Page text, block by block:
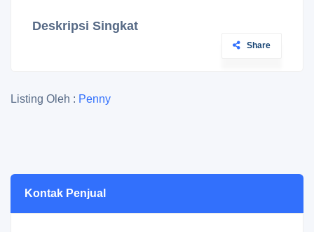
Deskripsi Singkat
Share
Listing Oleh : Penny
Kontak Penjual